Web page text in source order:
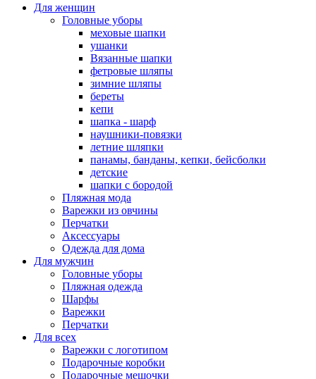
Для женщин
Головные уборы
меховые шапки
ушанки
Вязанные шапки
фетровые шляпы
зимние шляпы
береты
кепи
шапка - шарф
наушники-повязки
летние шляпки
панамы, банданы, кепки, бейсболки
детские
шапки с бородой
Пляжная мода
Варежки из овчины
Перчатки
Аксессуары
Одежда для дома
Для мужчин
Головные уборы
Пляжная одежда
Шарфы
Варежки
Перчатки
Для всех
Варежки с логотипом
Подарочные коробки
Подарочные мешочки